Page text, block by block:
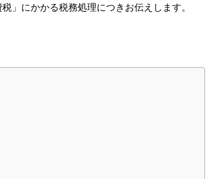
」にかかる税務処理につきお伝えします。